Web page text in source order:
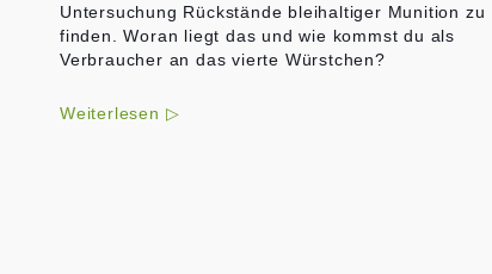
Untersuchung Rückstände bleihaltiger Munition zu
finden. Woran liegt das und wie kommst du als
Verbraucher an das vierte Würstchen?
Weiterlesen ▷